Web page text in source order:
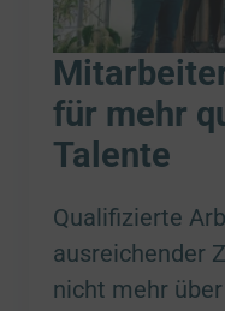
für mehr
Talente
Qualifizierte
ausreichender
nicht mehr